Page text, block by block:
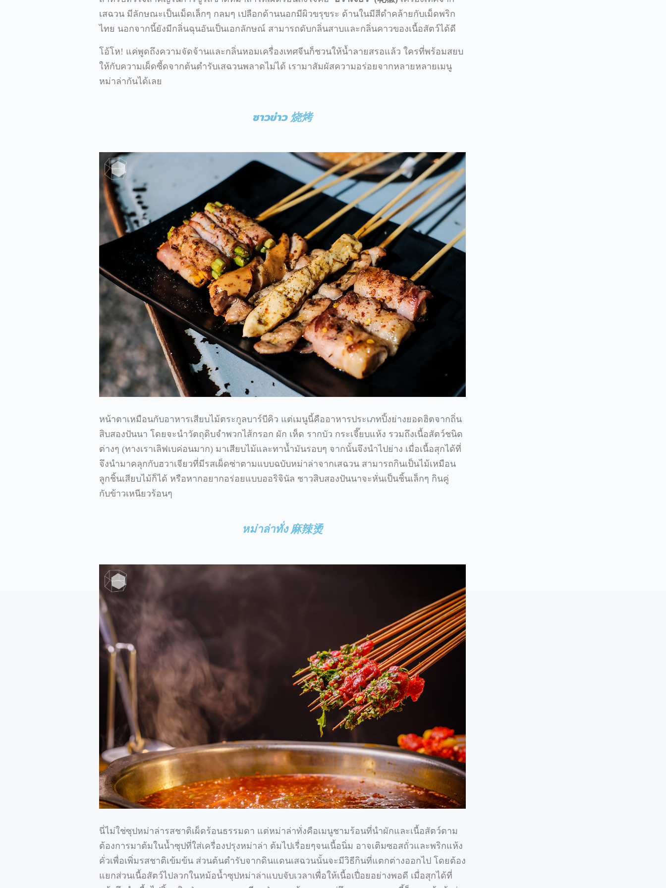
เสฉวน มีลักษณะเป็นเม็ดเล็กๆ กลมๆ เปลือกด้านนอกมีผิวขรุขระ ด้านในมีสีดำคล้ายกับเม็ดพริก
ไทย นอกจากนี้ยังมีกลิ่นฉุนอันเป็นเอกลักษณ์ สามารถดับกลิ่นสาบและกลิ่นคาวของเนื้อสัตว์ได้ดี
โอ้โห! แค่พูดถึงความจัดจ้านและกลิ่นหอมเครื่องเทศจีนก็ชวนให้น้ำลายสรอแล้ว ใครที่พร้อมสยบ
ให้กับความเผ็ดซี้ดจากต้นตำรับเสฉวนพลาดไม่ได้ เรามาสัมผัสความอร่อยจากหลายหลายเมนู
หม่าล่ากันได้เลย
ซาวข่าว 烧烤
หน้าตาเหมือนกับอาหารเสียบไม้ตระกูลบาร์บีคิว แต่เมนูนี้คืออาหารประเภทปิ้งย่างยอดฮิตจากถิ่น
สิบสองปันนา โดยจะนำวัตถุดิบจำพวกไส้กรอก ผัก เห็ด รากบัว กระเจี๊ยบแห้ง รวมถึงเนื้อสัตว์ชนิด
ต่างๆ (ทางเราเลิฟเบค่อนมาก) มาเสียบไม้และทาน้ำมันรอบๆ จากนั้นจึงนำไปย่าง เมื่อเนื้อสุกได้ที่
จึงนำมาคลุกกับฮวาเจียวที่มีรสเผ็ดซ่าตามแบบฉบับหม่าล่าจากเสฉวน สามารถกินเป็นไม้เหมือน
ลูกชิ้นเสียบไม้ก็ได้ หรือหากอยากอร่อยแบบออริจินัล ชาวสิบสองปันนาจะหั่นเป็นชิ้นเล็กๆ กินคู่
กับข้าวเหนียวร้อนๆ
หม่าล่าทั่ง 麻辣烫
นี่ไม่ใช่ซุปหม่าล่ารสชาติเผ็ดร้อนธรรมดา แต่หม่าล่าทั่งคือเมนูชามร้อนที่นำผักและเนื้อสัตว์ตาม
ต้องการมาต้มในน้ำซุปที่ใส่เครื่องปรุงหม่าล่า ต้มไปเรื่อยๆจนเนื้อนิ่ม อาจเติมซอสถั่วและพริกแห้ง
คั่วเพื่อเพิ่มรสชาติเข้มข้น ส่วนต้นตำรับจากดินแดนเสฉวนนั้นจะมีวิธีกินที่แตกต่างออกไป โดยต้อง
แยกส่วนเนื้อสัตว์ไปลวกในหม้อน้ำซุปหม่าล่าแบบจับเวลาเพื่อให้เนื้อเปื่อยอย่างพอดี เมื่อสุกได้ที่